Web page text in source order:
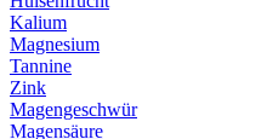
Kalium
Magnesium
Tannine
Zink
Magengeschwür
Magensäure